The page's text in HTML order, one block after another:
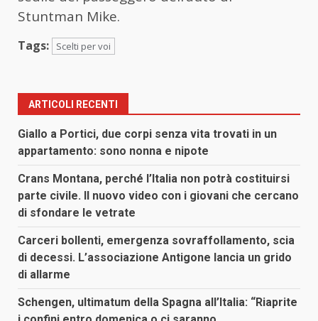
Stuntman Mike.
Tags: Scelti per voi
ARTICOLI RECENTI
Giallo a Portici, due corpi senza vita trovati in un
appartamento: sono nonna e nipote
Crans Montana, perché l’Italia non potrà costituirsi
parte civile. Il nuovo video con i giovani che cercano
di sfondare le vetrate
Carceri bollenti, emergenza sovraffollamento, scia
di decessi. L’associazione Antigone lancia un grido
di allarme
Schengen, ultimatum della Spagna all’Italia: “Riaprite